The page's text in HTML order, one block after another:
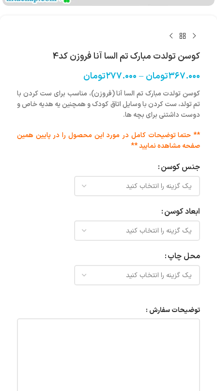
کوسن تولدت مبارک تم السا آنا فروزن کد4
۳۶۷.۰۰۰تومان – ۲۷۷.۰۰۰تومان
کوسن تولدت مبارک تم السا آنا (فروزن)، مناسب برای ست کردن با
تم تولد، ست کردن با وسایل اتاق کودک و همچنین یه هدیه خاص و
دوست داشتنی برای بچه ها.
** حتما توضیحات کامل در مورد این محصول را در پایین همین
صفحه مشاهده نمایید **
جنس کوسن
ابعاد کوسن
محل چاپ
توضیحات سفارش :